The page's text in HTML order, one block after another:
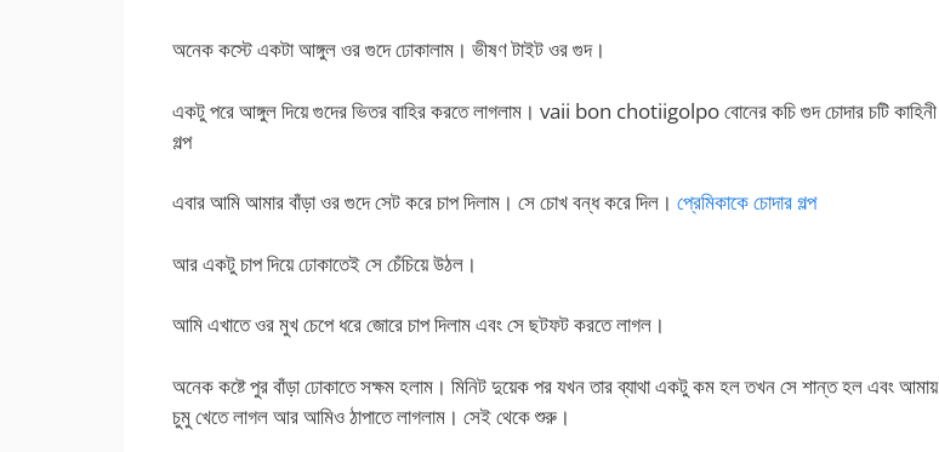
অনেক কস্টে একটা আঙ্গুল ওর গুদে ঢোকালাম। ভীষণ টাইট ওর গুদ।
একটু পরে আঙ্গুল দিয়ে গুদের ভিতর বাহির করতে লাগলাম। vaii bon chotiigolpo বোনের কচি গুদ চোদার চটি কাহিনী
গল্প
এবার আমি আমার বাঁড়া ওর গুদে সেট করে চাপ দিলাম। সে চোখ বন্ধ করে দিল। প্রেমিকাকে চোদার গল্প
আর একটু চাপ দিয়ে ঢোকাতেই সে চেঁচিয়ে উঠল।
আমি এখাতে ওর মুখ চেপে ধরে জোরে চাপ দিলাম এবং সে ছটফট করতে লাগল।
অনেক কষ্টে পুর বাঁড়া ঢোকাতে সক্ষম হলাম। মিনিট দুয়েক পর যখন তার ব্যাথা একটু কম হল তখন সে শান্ত হল এবং আমায়
চুমু খেতে লাগল আর আমিও ঠাপাতে লাগলাম। সেই থেকে শুরু।